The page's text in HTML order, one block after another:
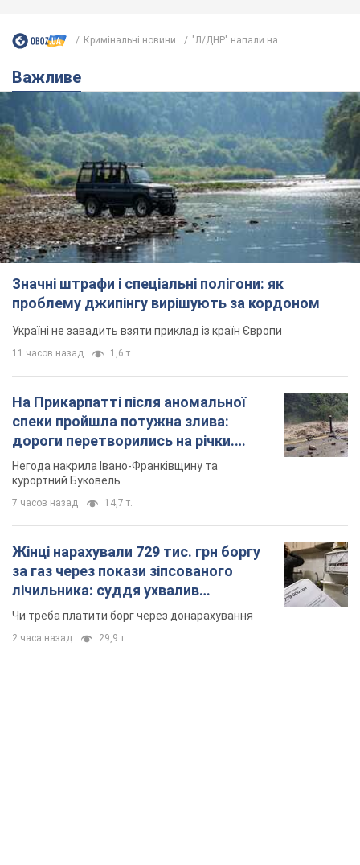
Значні штрафи і спеціальні полігони: як
проблему джипінгу вирішують за кордоном
Україні не завадить взяти приклад із країн Європи
11 часов назад 1,6 т.
На Прикарпатті після аномальної
спеки пройшла потужна злива:
дороги перетворились на річки.
Відео
Негода накрила Івано-Франківщину та
7 часов назад
за газ через покази зіпсованого
лічильника: суддя ухвалив
неочікуване рішення
Чи треба платити борг через донарахування
2 часа назад 29,9 т.